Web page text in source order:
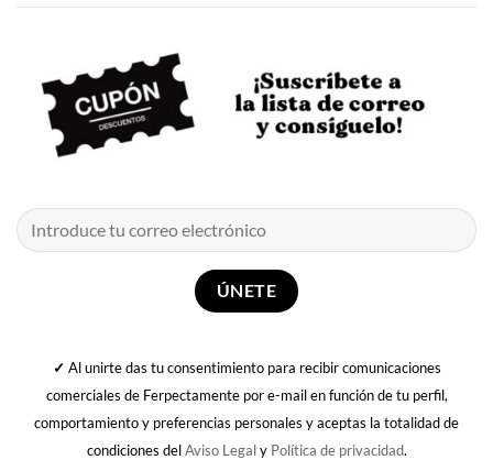
✓ Al unirte das tu consentimiento para recibir comunicaciones
comerciales de Ferpectamente por e-mail en función de tu perfil,
comportamiento y preferencias personales y aceptas la totalidad de
condiciones delAviso Legaly Política de privacidad.